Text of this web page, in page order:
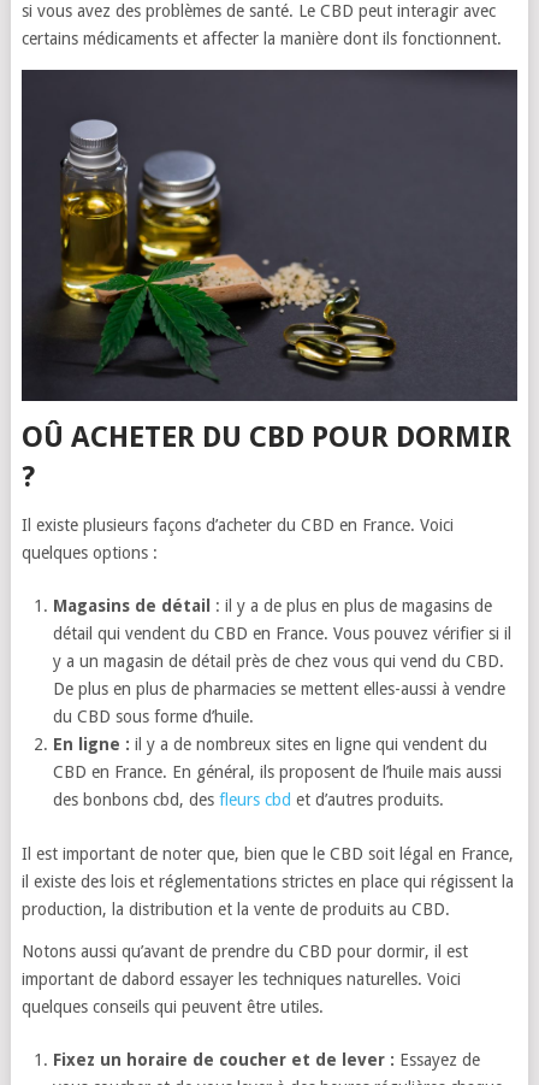
si vous avez des problèmes de santé. Le CBD peut interagir avec
certains médicaments et affecter la manière dont ils fonctionnent.
OÛ ACHETER DU CBD POUR DORMIR
?
Il existe plusieurs façons d’acheter du CBD en France. Voici
quelques options :
Magasins de détail
: il y a de plus en plus de magasins de
détail qui vendent du CBD en France. Vous pouvez vérifier si il
y a un magasin de détail près de chez vous qui vend du CBD.
De plus en plus de pharmacies se mettent elles-aussi à vendre
du CBD sous forme d’huile.
En ligne : il y a de nombreux sites en ligne qui vendent du
CBD en France. En général, ils proposent de l’huile mais aussi
des bonbons cbd, desfleurs cbd et d’autres produits.
Il est important de noter que, bien que le CBD soit légal en France,
il existe des lois et réglementations strictes en place qui régissent la
production, la distribution et la vente de produits au CBD.
Notons aussi qu’avant de prendre du CBD pour dormir, il est
important de dabord essayer les techniques naturelles. Voici
quelques conseils qui peuvent être utiles.
Fixez un horaire de coucher et de lever : Essayez de